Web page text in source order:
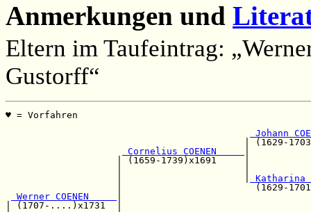
Anmerkungen und
Eltern im Taufeintrag:
Gustorff“
♥ =
|
Cornelius COENEN
| (1659-
|
Werner COENEN
| (1707-